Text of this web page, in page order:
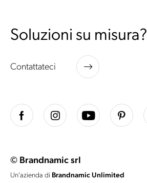
Soluzioni su misura?
Contattateci
© Brandnamic srl
Un'azienda di Brandnamic Unlimited